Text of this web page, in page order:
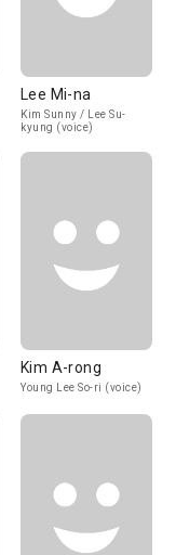
Lee Mi-na
Kim Sunny / Lee Su-
kyung (voice)
Kim A-rong
Young Lee So-ri (voice)